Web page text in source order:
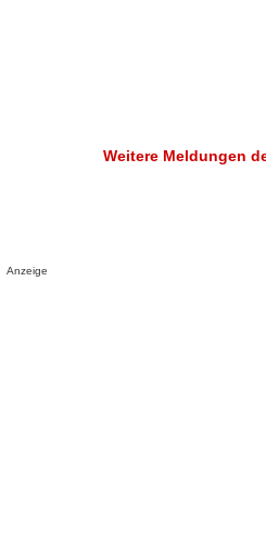
Weitere Meldungen
Anzeige